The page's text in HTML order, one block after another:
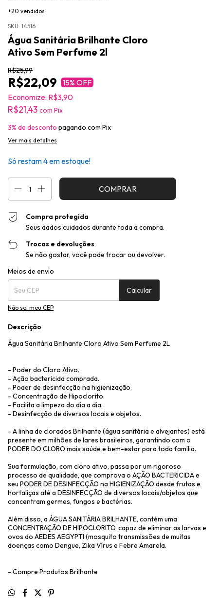
+20 vendidos
SKU: 14516
Água Sanitária Brilhante Cloro
Ativo Sem Perfume 2l
R$25,99
R$22,09 15% OFF
Economize: R$3,90
R$21,43 com Pix
3% de desconto pagando com Pix
Ver mais detalhes
Só restam4em estoque!
Compra protegida
Seus dados cuidados durante toda a compra.
Trocas e devoluções
Se não gostar, você pode trocar ou devolver.
Entregas para o CEP:
Meios de envio
Calcular
Não sei meu CEP
Descrição
Água Sanitária Brilhante Cloro Ativo Sem Perfume 2L
- Poder do Cloro Ativo.
- Ação bactericida comprada.
- Poder de desinfecção na higienização.
- Concentração de Hipoclorito.
- Facilita a limpeza do dia a dia.
- Desinfecção de diversos locais e objetos.
- A linha de clorados Brilhante (água sanitária e alvejantes) está
presente em milhões de lares brasileiros, garantindo com o
PODER DO CLORO mais saúde e bem-estar para toda família.
Sua formulação, com cloro ativo, passa por um rigoroso
processo de qualidade, que comprova o AÇÃO BACTERICIDA e
seu PODER DE DESINFECÇÃO na HIGIENIZAÇÃO desde frutas e
hortaliças até a DESINFECÇÃO de diversos locais/objetos que
concentram germes, fungos e bactérias.
Além disso, a ÁGUA SANITÁRIA BRILHANTE, contém uma
CONCENTRAÇÃO DE HIPOCLORITO, capaz de eliminar as larvas e
ovos do AEDES AEGYPTI (mosquito transmissões de muitas
doenças como Dengue, Zika Vírus e Febre Amarela.
- Compre Produtos Brilhante